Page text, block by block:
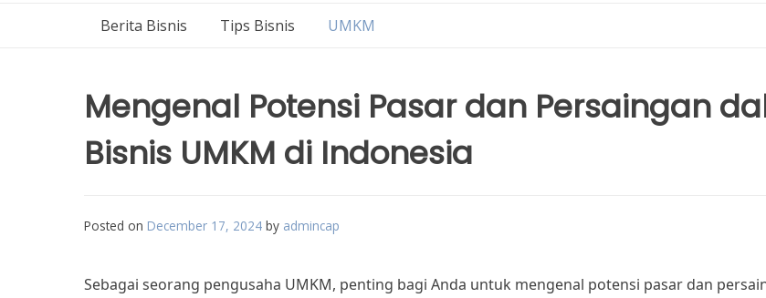
Berita Bisnis Tips Bisnis UMKM
Mengenal Potensi Pasar dan Persaingan
Bisnis UMKM di Indonesia
Posted on December 17, 2024 by admincap
Sebagai seorang pengusaha UMKM, penting bagi Anda untuk mengenal potensi pasar dan